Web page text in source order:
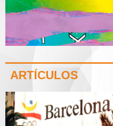
ARTÍCULOS